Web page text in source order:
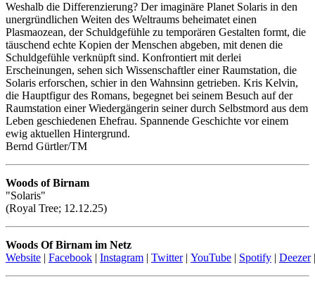
Weshalb die Differenzierung? Der imaginäre Planet Solaris in den
unergründlichen Weiten des Weltraums beheimatet einen
Plasmaozean, der Schuldgefühle zu temporären Gestalten formt, die
täuschend echte Kopien der Menschen abgeben, mit denen die
Schuldgefühle verknüpft sind. Konfrontiert mit derlei
Erscheinungen, sehen sich Wissenschaftler einer Raumstation, die
Solaris erforschen, schier in den Wahnsinn getrieben. Kris Kelvin,
die Hauptfigur des Romans, begegnet bei seinem Besuch auf der
Raumstation einer Wiedergängerin seiner durch Selbstmord aus dem
Leben geschiedenen Ehefrau. Spannende Geschichte vor einem
ewig aktuellen Hintergrund.
Bernd Gürtler/TM
Woods of Birnam
"Solaris"
(Royal Tree; 12.12.25)
Woods Of Birnam im Netz
Website | Facebook | Instagram | Twitter| YouTube | Spotify | Deezer